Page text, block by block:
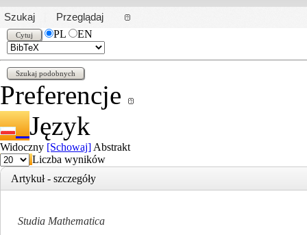
PL|EN
Szukaj
Przeglądaj
PL
EN
Preferencje
Język
Widoczny [Schowaj] Abstrakt
Liczba wyników
Artykuł - szczegóły
Studia Mathematica